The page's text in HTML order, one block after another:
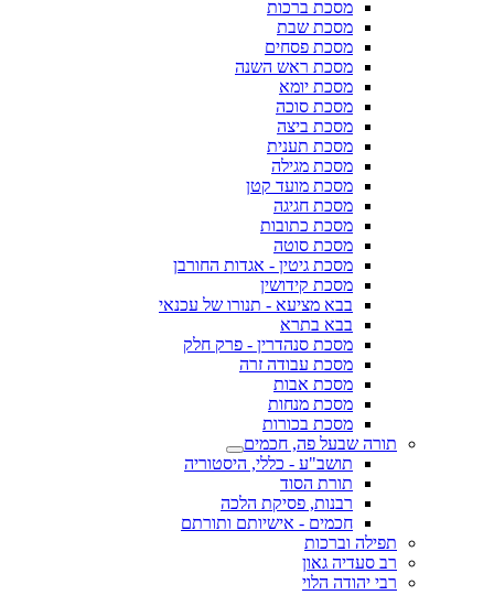
מסכת ברכות
מסכת שבת
מסכת פסחים
מסכת ראש השנה
מסכת יומא
מסכת סוכה
מסכת ביצה
מסכת תענית
מסכת מגילה
מסכת מועד קטן
מסכת חגיגה
מסכת כתובות
מסכת סוטה
מסכת גיטין - אגדות החורבן
מסכת קידושין
בבא מציעא - תנורו של עכנאי
בבא בתרא
מסכת סנהדרין - פרק חלק
מסכת עבודה זרה
מסכת אבות
מסכת מנחות
מסכת בכורות
תורה שבעל פה, חכמים
תושב"ע - כללי, היסטוריה
תורת הסוד
רבנות, פסיקת הלכה
חכמים - אישיותם ותורתם
תפילה וברכות
רב סעדיה גאון
רבי יהודה הלוי